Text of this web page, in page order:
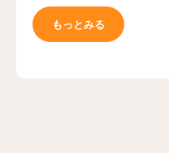
もっとみる